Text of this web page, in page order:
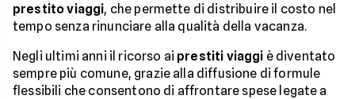
prestito viaggi, che permette di distribuire il costo nel
tempo senza rinunciare alla qualità della vacanza.
Negli ultimi anni il ricorso ai prestiti viaggi è diventato
sempre più comune, grazie alla diffusione di formule
flessibili che consentono di affrontare spese legate a